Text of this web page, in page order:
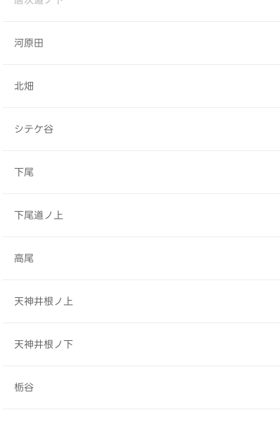
河原田
北畑
シテケ谷
下尾
下尾道ノ上
高尾
天神井根ノ上
天神井根ノ下
栃谷